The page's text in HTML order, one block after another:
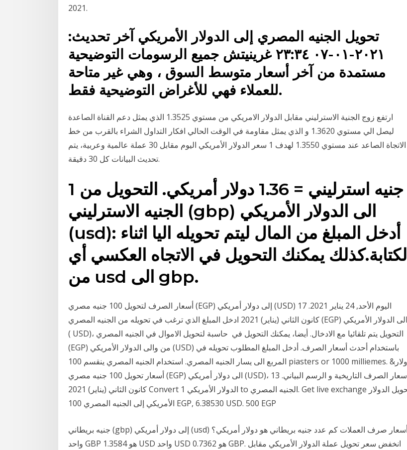
2021.
تحويل الجنيه المصري إلى الدولار الأمريكي آخر تحديث:
٢٠٢١-٠١-٠٧ ٢٣:٣٤ غرينيتش جميع الرسومات التوضيحية
مستمدة من آخر أسعار متوسط السوق ، وهي غير متاحة
للعملاء فهي للأغراض التوضيحية فقط.
ارتفع زوج الجنية الاسترليني مقابل الدولار الامريكي من مستوي 1.3525 الذي يمثل دعم القناة الصاعدة
ليصل الي مستوي 1.3620 و الذي يمثل مقاومة في الوقت الحالي افكار التداول الشراء بالقرب من خط
الاتجاة الصاعد عند مستوي 1.3550 لهدف 1 سعر الدولار الأمريكي اليوم مقابل 30 عملة عالمية وعربية، يتم
تحديث البيانات كل 30 دقيقة.
1 جنيه استرليني = 1.36 دولار أمريكي. التحويل من
الجنيه الاسترليني (gbp) الى الدولار الأمريكي
(usd): أدخل المبلغ من المال ليتم تحويله اليا اثناء
الكتابة.كذلك يمكنك التحويل في الاتجاه العكسي أي
من usd الى gbp.
أسعار الصرف لتحويل 100 جنيه مصري (EGP) إلى دولار أمريكي (USD) اليوم الأحد, 24 يناير 2021. 17
كانون الثاني (يناير) 2021 ادخل المبلغ الذي ترغب في تحويله من الجنيه المصري (EGP) الى الدولار الأمريكي
( USD)، التحويل يتم تلقائيا مع الادخال. أيضا، يمكنك التحويل في حاسبة لتحويل الاموال في الجنيه المصري
(EGP) من والى الدولار الأمريكي (USD) باستخدام أحدث أسعار الصرف. أدخل المبلغ المطلوب تحويله في
المربع الى يسار الجنيه المصري. استخدام الجنيه المصري ينقسم 100 piasters or 1000 milliemes. دولار&
أسعار تحويل 100 جنيه مصري (EGP) الى دولار أمريكي (USD)، أسعار الصرف التاريخية و الرسم البياني. 13
كانون الثاني (يناير) 2021 Convert 1 الدولار الأمريكي to الجنيه المصري. Get live exchange تحويل الدولار
الأمريكي إلى الجنيه المصري 100 EGP, 6.38530 USD. 500 EGP
جنيه بريطاني (gbp) إلى دولار أمريكي (usd) أسعار صرف العملات كم عدد جنيه بريطاني هو دولار أمريكي؟
واحد GBP هو 1.3584 USD واحد USD هو 0.7362 GBP. انخفض سعر تحويل عملة الدولار الأمريكي مقابل